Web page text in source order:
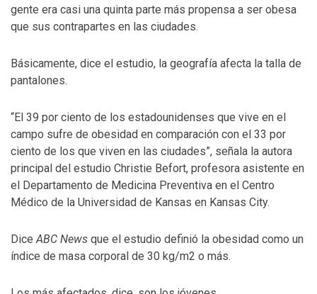
gente era casi una quinta parte más propensa a ser obesa
que sus contrapartes en las ciudades.
Básicamente, dice el estudio, la geografía afecta la talla de
pantalones.
“El 39 por ciento de los estadounidenses que vive en el
campo sufre de obesidad en comparación con el 33 por
ciento de los que viven en las ciudades”, señala la autora
principal del estudio Christie Befort, profesora asistente en
el Departamento de Medicina Preventiva en el Centro
Médico de la Universidad de Kansas en Kansas City.
DiceABC News que el estudio definió la obesidad como un
índice de masa corporal de 30 kg/m2 o más.